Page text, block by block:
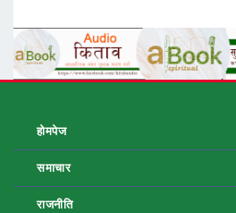
होमपेज
समाचार
राजनीति